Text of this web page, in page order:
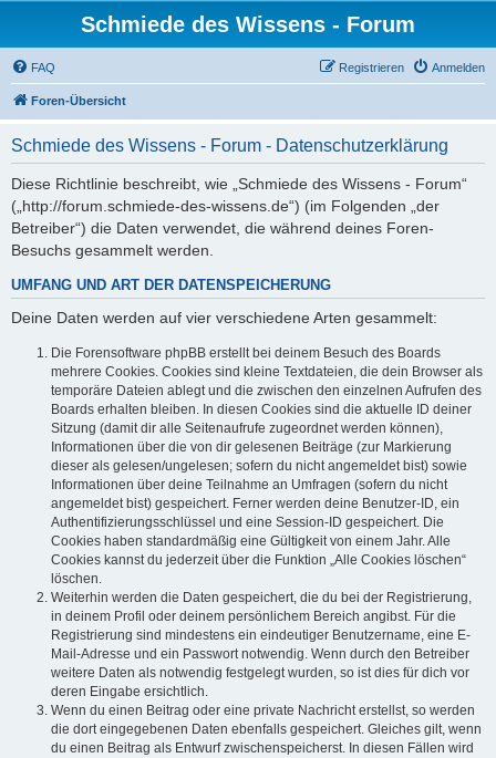
Schmiede des Wissens - Forum
FAQ Anmelden
Registrieren
Foren-Übersicht
Schmiede des Wissens - Forum - Datenschutzerklärung
Diese Richtlinie beschreibt, wie „Schmiede des Wissens - Forum“
(„http://forum.schmiede-des-wissens.de“) (im Folgenden „der
Betreiber“) die Daten verwendet, die während deines Foren-
Besuchs gesammelt werden.
UMFANG UND ART DER DATENSPEICHERUNG
Deine Daten werden auf vier verschiedene Arten gesammelt:
Die Forensoftware phpBB erstellt bei deinem Besuch des Boards
mehrere Cookies. Cookies sind kleine Textdateien, die dein Browser als
temporäre Dateien ablegt und die zwischen den einzelnen Aufrufen des
Boards erhalten bleiben. In diesen Cookies sind die aktuelle ID deiner
Sitzung (damit dir alle Seitenaufrufe zugeordnet werden können),
Informationen über die von dir gelesenen Beiträge (zur Markierung
dieser als gelesen/ungelesen; sofern du nicht angemeldet bist) sowie
Informationen über deine Teilnahme an Umfragen (sofern du nicht
angemeldet bist) gespeichert. Ferner werden deine Benutzer-ID, ein
Authentifizierungsschlüssel und eine Session-ID gespeichert. Die
Cookies haben standardmäßig eine Gültigkeit von einem Jahr. Alle
Cookies kannst du jederzeit über die Funktion „Alle Cookies löschen“
löschen.
Weiterhin werden die Daten gespeichert, die du bei der Registrierung,
in deinem Profil oder deinem persönlichem Bereich angibst. Für die
Registrierung sind mindestens ein eindeutiger Benutzername, eine E-
Mail-Adresse und ein Passwort notwendig. Wenn durch den Betreiber
weitere Daten als notwendig festgelegt wurden, so ist dies für dich vor
deren Eingabe ersichtlich.
Wenn du einen Beitrag oder eine private Nachricht erstellst, so werden
die dort eingegebenen Daten ebenfalls gespeichert. Gleiches gilt, wenn
du einen Beitrag als Entwurf zwischenspeicherst. In diesen Fällen wird